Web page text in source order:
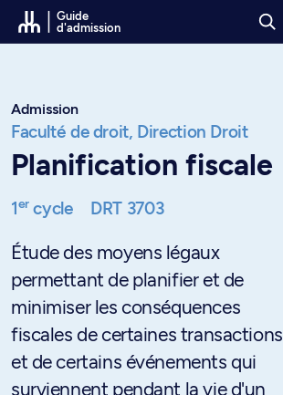
Passer au contenu
Guide
d'admission
Admission
Faculté de droit, Direction Droit
Planification fiscale
1ercycle DRT 3703
Étude des moyens légaux
permettant de planifier et de
minimiser les conséquences
fiscales de certaines transactions
et de certains événements qui
surviennent pendant la vie d'un